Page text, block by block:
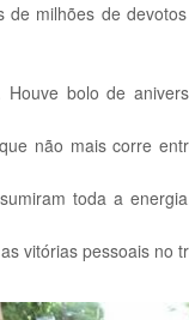
de milhões de
bolo de
não mais corre
toda a
vitórias pessoais no